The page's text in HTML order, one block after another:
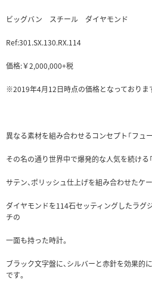
ビッグバン スチール ダイヤモンド
Ref:301.SX.130.RX.114
価格:￥2,000,000+税
※2019年4月12日時点の価格となっておりま
異なる素材を組み合わせるコンセプト「フュ
その名の通り世界中で爆発的な人気を続ける
サテン、ポリッシュ仕上げを組み合わせたケー
ダイヤモンドを114石セッティングしたラグ
チの
一面も持った時計。
ブラック文字盤に、シルバーと赤針を効果的
です。